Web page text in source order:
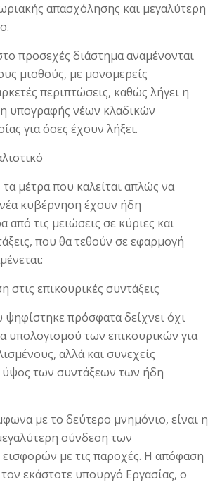
απασχόλησης και μεγαλύτερη
προσεχές διάστημα αναμένονται
μισθούς, με μονομερείς
περιπτώσεις, καθώς λήγει η
υπογραφής νέων κλαδικών
για όσες έχουν λήξει.
μέτρα που καλείται απλώς να
κυβέρνηση έχουν ήδη
από τις μειώσεις σε κύριες και
που θα τεθούν σε εφαρμογή
στις επικουρικές συντάξεις
πρόσφατα δείχνει όχι
υπολογισμού των επικουρικών για
αλλά και συνεχείς
ύψος των συντάξεων των ήδη
με το δεύτερο μνημόνιο, είναι η
σύνδεση των
με τις παροχές. Η απόφαση
εκάστοτε υπουργό Εργασίας, ο